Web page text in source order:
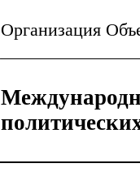
Организация